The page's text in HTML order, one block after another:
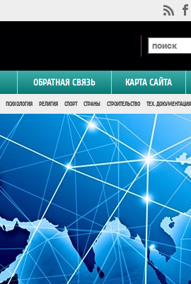
ОБРАТНАЯ СВЯЗЬ КАРТА САЙТА
ПСИХОЛОГИЯ РЕЛИГИЯ СПОРТ СТРАНЫ СТРОИТЕЛЬСТВО ТЕХ. ДОКУМЕНТАЦИЯ